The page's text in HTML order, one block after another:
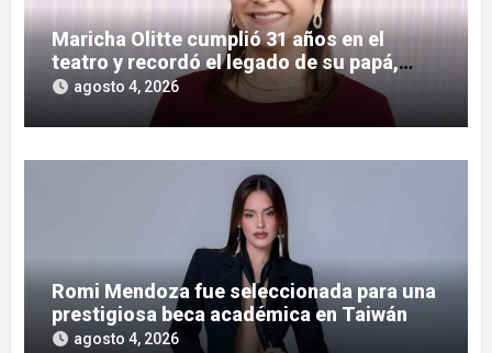
Maricha Olitte cumplió 31 años en el
teatro y recordó el legado de su papá,
José Olitte
agosto 4, 2026
Romi Mendoza fue seleccionada para una
prestigiosa beca académica en Taiwán
agosto 4, 2026